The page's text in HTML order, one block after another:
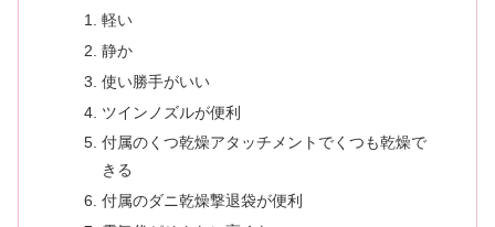
軽い
静か
使い勝手がいい
ツインノズルが便利
付属のくつ乾燥アタッチメントでくつも乾燥で
きる
付属のダニ乾燥撃退袋が便利